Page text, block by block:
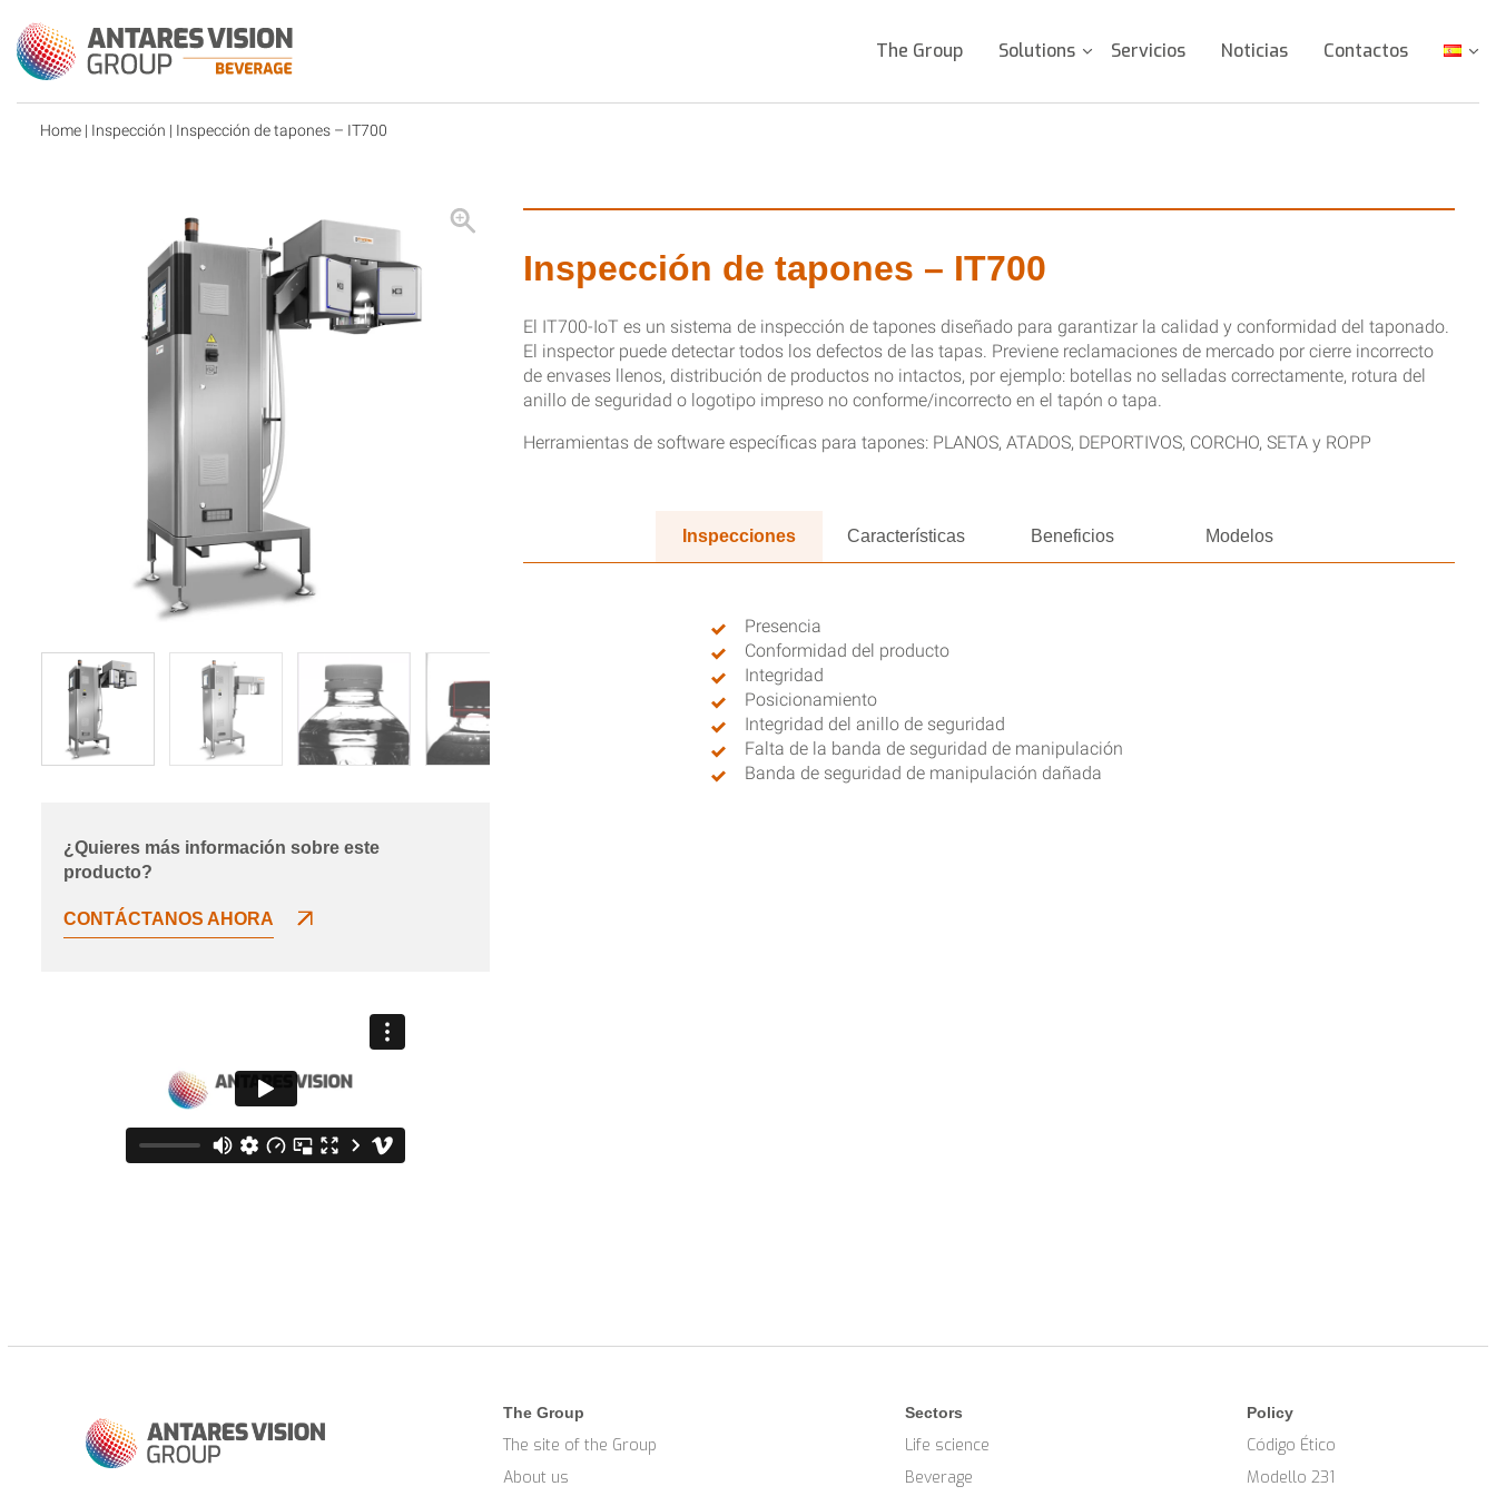
The Group Solutions Servicios Noticias Contactos
Home | Inspección | Inspección de tapones – IT700
¿Quieres más información sobre este
producto?
CONTÁCTANOS AHORA
Inspección de tapones – IT700
El IT700-IoT es un sistema de inspección de tapones diseñado para garantizar la calidad y conformidad del taponado.
El inspector puede detectar todos los defectos de las tapas. Previene reclamaciones de mercado por cierre incorrecto
de envases llenos, distribución de productos no intactos, por ejemplo: botellas no selladas correctamente, rotura del
anillo de seguridad o logotipo impreso no conforme/incorrecto en el tapón o tapa.
Herramientas de software específicas para tapones: PLANOS, ATADOS, DEPORTIVOS, CORCHO, SETA y ROPP
Inspecciones Características Beneficios Modelos
Presencia
Conformidad del producto
Integridad
Posicionamiento
Integridad del anillo de seguridad
Falta de la banda de seguridad de manipulación
Banda de seguridad de manipulación dañada
The Group
The site of the Group
About us
Sectors
Life science
Beverage
Policy
Código Ético
Modello 231